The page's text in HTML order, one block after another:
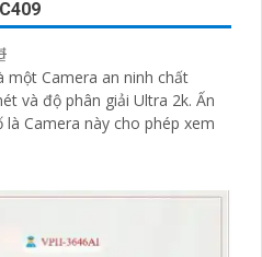
một Camera an ninh chất
độ phân giải Ultra 2k. Ấn
Camera này cho phép xem